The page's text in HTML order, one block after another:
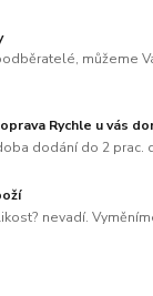
můžeme
Rychle u vás
dodání do 2 prac.
nevadí.